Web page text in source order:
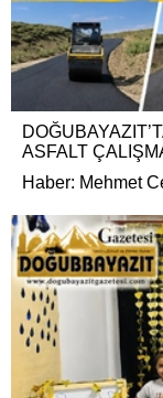
ASFALT
Haber: Mehmet